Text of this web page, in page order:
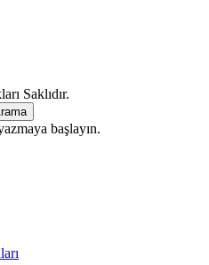
Saklıdır.
başlayın.